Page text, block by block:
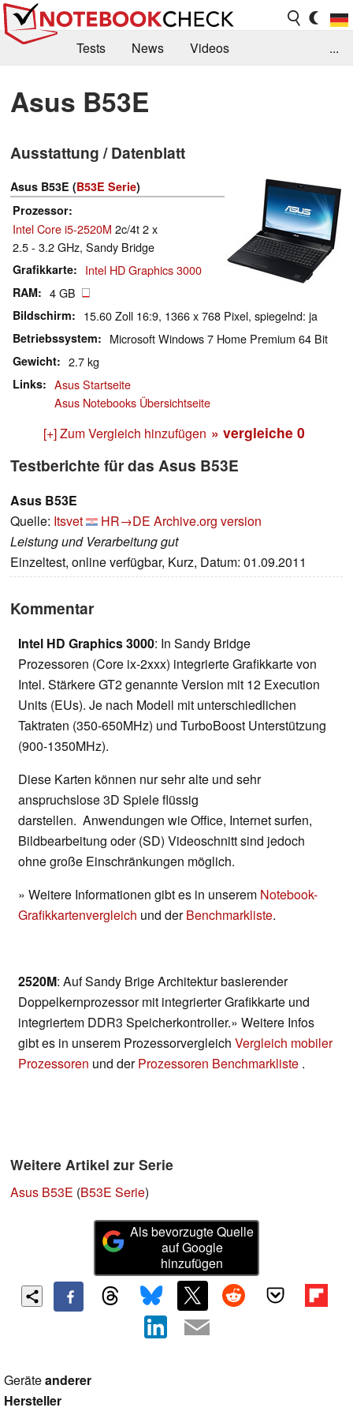
Tests News
Videos
Kaufberatung
Deals
Forum
...
Asus B53E
Ausstattung / Datenblatt
Asus B53E (B53E Serie)
Prozessor
Intel Core i5-2520M 2c/4t 2 x
2.5 - 3.2 GHz, Sandy Bridge
Grafikkarte Intel HD Graphics 3000
RAM 4 GB
Bildschirm 15.60 Zoll 16:9, 1366 x 768 Pixel, spiegelnd: ja
Betriebssystem Microsoft Windows 7 Home Premium 64 Bit
Gewicht 2.7 kg
Links
Asus Startseite
Asus Notebooks Übersichtseite
[+] Zum Vergleich hinzufügen » vergleiche 0
Testberichte für das Asus B53E
Asus B53E
Quelle: Itsvet HR→DE Archive.org version
Leistung und Verarbeitung gut
Einzeltest, online verfügbar, Kurz, Datum: 01.09.2011
Kommentar
Intel HD Graphics 3000: In Sandy Bridge
Prozessoren (Core ix-2xxx) integrierte Grafikkarte von
Intel. Stärkere GT2 genannte Version mit 12 Execution
Units (EUs). Je nach Modell mit unterschiedlichen
Taktraten (350-650MHz) und TurboBoost Unterstützung
(900-1350MHz).
Diese Karten können nur sehr alte und sehr
anspruchslose 3D Spiele flüssig
darstellen. Anwendungen wie Office, Internet surfen,
Bildbearbeitung oder (SD) Videoschnitt sind jedoch
ohne große Einschränkungen möglich.
» Weitere Informationen gibt es in unserem Notebook-
Grafikkartenvergleich und derBenchmarkliste.
2520M: Auf Sandy Brige Architektur basierender
Doppelkernprozessor mit integrierter Grafikkarte und
integriertem DDR3 Speicherkontroller.» Weitere Infos
gibt es in unserem Prozessorvergleich Vergleich mobiler
Prozessoren und derProzessoren Benchmarkliste .
Weitere Artikel zur Serie
Asus B53E (B53E Serie)
Als bevorzugte Quelle
auf Google
hinzufügen
Geräteanderer
Hersteller